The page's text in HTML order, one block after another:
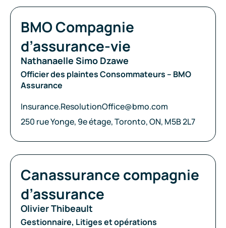
Compagnie:
BMO Compagnie
d’assurance-vie
Nathanaelle Simo Dzawe
Officier des plaintes Consommateurs – BMO
Assurance
Courriel:
Insurance.ResolutionOffice@bmo.com
Adresse:
250 rue Yonge, 9e étage, Toronto, ON, M5B 2L7
Compagnie:
Canassurance compagnie
d’assurance
Olivier Thibeault
Gestionnaire, Litiges et opérations